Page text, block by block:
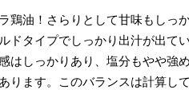
鶏油！さらりとして甘味もしっ
ドタイプでしっかり出汁が出て
はしっかりあり、塩分もやや強
ります。このバランスは計算し